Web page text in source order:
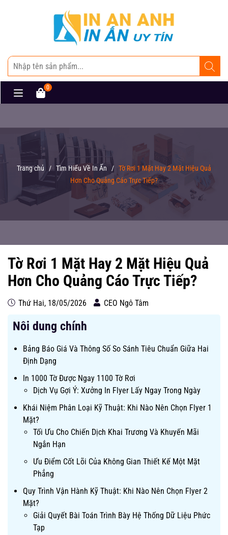
0
Trang chủ / Tìm Hiểu Về In Ấn / Tờ Rơi 1 Mặt Hay 2 Mặt Hiệu Quả
Hơn Cho Quảng Cáo Trực Tiếp?
Tờ Rơi 1 Mặt Hay 2 Mặt Hiệu Quả
Hơn Cho Quảng Cáo Trực Tiếp?
Thứ Hai, 18/05/2026 CEO Ngô Tâm
Nôi dung chính
Bảng Báo Giá Và Thông Số So Sánh Tiêu Chuẩn Giữa Hai
Định Dạng
In 1000 Tờ Được Ngay 1100 Tờ Rơi
Dịch Vụ Gợi Ý: Xưởng In Flyer Lấy Ngay Trong Ngày
Khái Niệm Phân Loại Kỹ Thuật: Khi Nào Nên Chọn Flyer 1
Mặt?
Tối Ưu Cho Chiến Dịch Khai Trương Và Khuyến Mãi
Ngắn Hạn
Ưu Điểm Cốt Lõi Của Không Gian Thiết Kế Một Mặt
Phẳng
Quy Trình Vận Hành Kỹ Thuật: Khi Nào Nên Chọn Flyer 2
Mặt?
Giải Quyết Bài Toán Trình Bày Hệ Thống Dữ Liệu Phức
Tạp